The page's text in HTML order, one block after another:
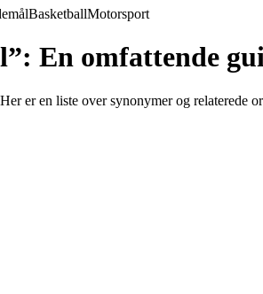
BasketballMotorsport
En omfattende
er en liste over synonymer og